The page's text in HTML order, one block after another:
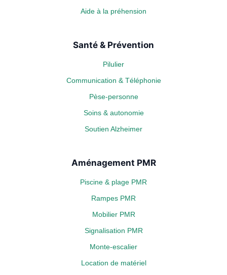
Aide à la préhension
Santé & Prévention
Pilulier
Communication & Téléphonie
Pèse-personne
Soins & autonomie
Soutien Alzheimer
Aménagement PMR
Piscine & plage PMR
Rampes PMR
Mobilier PMR
Signalisation PMR
Monte-escalier
Location de matériel